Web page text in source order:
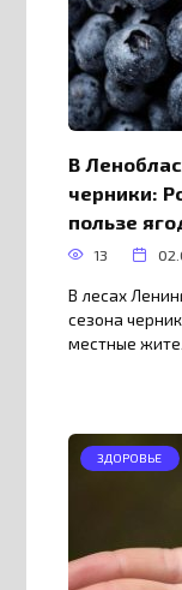
В
черники:
пользе
13
В лесах
сезона
местные
ЗДОРОВЬЕ